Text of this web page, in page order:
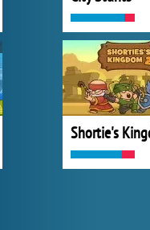
Shortie's